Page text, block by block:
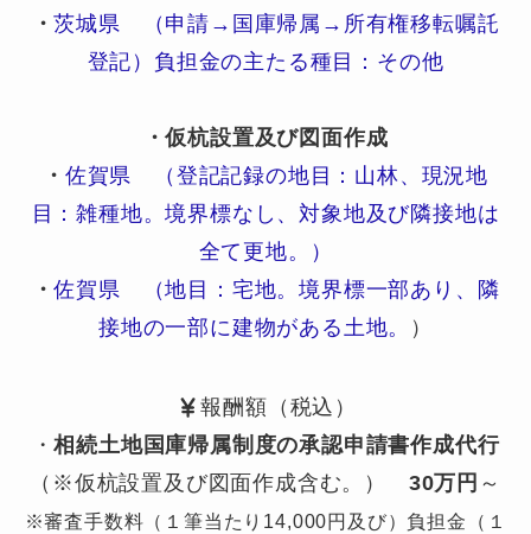
・茨城県 （申請→国庫帰属→所有権移転嘱託
登記）負担金の主たる種目：その他
・仮杭設置及び図面作成
・ 佐賀県 （登記記録の地目：山林、現況地
目：雑種地。境界標なし、対象地及び隣接地は
全て更地。）
・佐賀県 （地目：宅地。境界標一部あり、隣
接地の一部に建物がある土地。
）
報酬額（税込）
・相続土地国庫帰属制度の承認申請書作成代行
（※仮杭設置及び図面作成含む。） 30万円 ～
※審査手数料（１筆当たり14,000円及び）負担金（１